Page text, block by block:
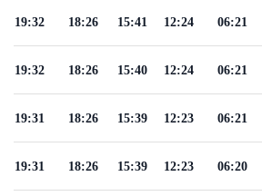
06:21
12:24
15:41
18:26
19:32
06:21
12:24
15:40
18:26
19:32
06:21
12:23
15:39
18:26
19:31
06:20
12:23
15:39
18:26
19:31